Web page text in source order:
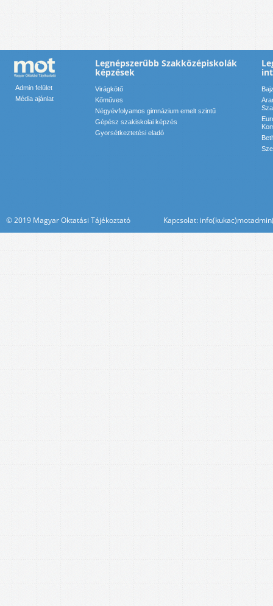
Admin felület
Média ajánlat
Legnépszerűbb Szakközépiskolák
képzések
Virágkötő
Kőműves
Négyévfolyamos gimnázium emelt szintű
Gépész szakiskolai képzés
Gyorsétkeztetési eladó
© 2019 Magyar Oktatási Tájékoztató Kapcsolat: